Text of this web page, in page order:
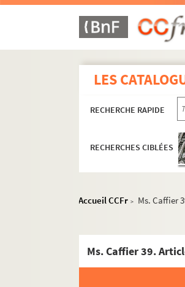
LES
RECHERCHE RAPIDE
RECHERCHES CIBLÉES
Accueil CCFr > Ms. Caffier
Ms. Caffier 39.